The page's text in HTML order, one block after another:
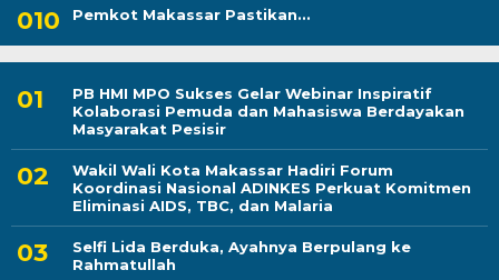
Pemkot Makassar Pastikan...
PB HMI MPO Sukses Gelar Webinar Inspiratif
Kolaborasi Pemuda dan Mahasiswa Berdayakan
Masyarakat Pesisir
Wakil Wali Kota Makassar Hadiri Forum
Koordinasi Nasional ADINKES Perkuat Komitmen
Eliminasi AIDS, TBC, dan Malaria
Selfi Lida Berduka, Ayahnya Berpulang ke
Rahmatullah